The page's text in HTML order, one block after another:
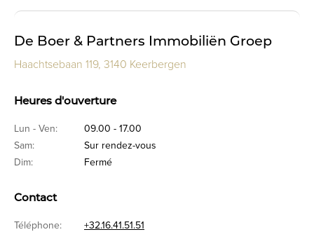
De Boer & Partners Immobiliën Groep
Haachtsebaan 119, 3140 Keerbergen
Heures d'ouverture
Lun - Ven:
09.00 - 17.00
Sam:
Sur rendez-vous
Dim:
Fermé
Contact
Téléphone:
+32.16.41.51.51